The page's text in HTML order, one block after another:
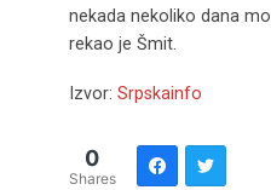
nekada nekoliko dana
rekao je Šmit.
Izvor: Srpskainfo
0
Shares